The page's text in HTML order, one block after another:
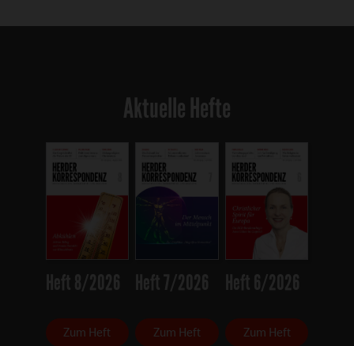
Aktuelle Hefte
Heft 8/2026
Zum Heft
Heft 7/2026
Zum Heft
Heft 6/2026
Zum Heft